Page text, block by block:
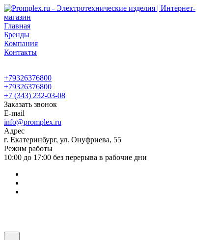
Главная
Бренды
Компания
Контакты
+79326376800
+79326376800
+7 (343) 232-03-08
Заказать звонок
E-mail
info@promplex.ru
Адрес
г. Екатеринбург, ул. Онуфриева, 55
Режим работы
10:00 до 17:00 без перерыва в рабочие дни